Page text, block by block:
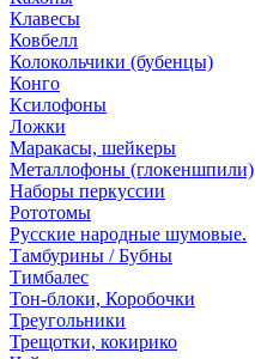
Клавесы
Ковбелл
Колокольчики (бубенцы)
Конго
Ксилофоны
Ложки
Маракасы, шейкеры
Металлофоны (глокеншпили)
Наборы перкуссии
Рототомы
Русские народные шумовые.
Тамбурины / Бубны
Тимбалес
Тон-блоки, Коробочки
Треугольники
Трещотки, кокирико